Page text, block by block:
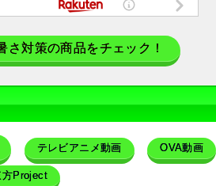
さ対策の商品をチェック！
テレビアニメ動画 OVA動画
方Project